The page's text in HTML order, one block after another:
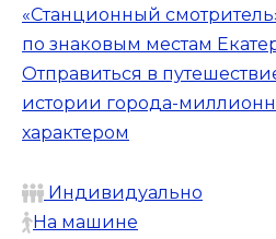
«Станционный
по знаковым местам
Отправиться в
истории города-
характером
Индивидуально
На машине